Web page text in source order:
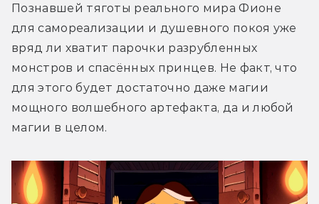
Познавшей тяготы реального мира Фионе
для самореализации и душевного покоя уже
вряд ли хватит парочки разрубленных
монстров и спасённых принцев. Не факт, что
для этого будет достаточно даже магии
мощного волшебного артефакта, да и любой
магии в целом.